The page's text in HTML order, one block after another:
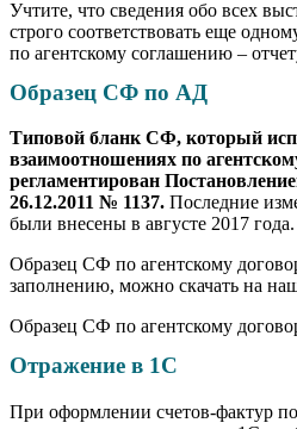
Учтите, что сведения обо всех
строго соответствовать еще
по агентскому соглашению –
Образец СФ по АД
Типовой бланк СФ, который
взаимоотношениях по
регламентирован
26.12.2011 № 1137. Последние
были внесены в августе 2017 года.
Образец СФ по агентскому
заполнению, можно скачать на
Образец СФ по агентскому
Отражение в 1С
При оформлении счетов-фактур